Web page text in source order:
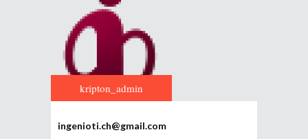
kripton_admin
ingenioti.ch@gmail.com